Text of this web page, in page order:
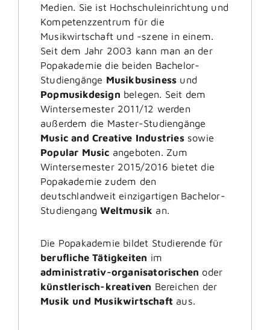
Medien. Sie ist Hochschuleinrichtung und
Kompetenzzentrum für die
Musikwirtschaft und -szene in einem.
Seit dem Jahr 2003 kann man an der
Popakademie die beiden Bachelor-
Studiengänge Musikbusiness und
Popmusikdesign belegen. Seit dem
Wintersemester 2011/12 werden
außerdem die Master-Studiengänge
Music and Creative Industriessowie
Popular Music angeboten. Zum
Wintersemester 2015/2016 bietet die
Popakademie zudem den
deutschlandweit einzigartigen Bachelor-
StudiengangWeltmusik an.
Die Popakademie bildet Studierende für
berufliche Tätigkeiten im
administrativ-organisatorischen oder
künstlerisch-kreativen Bereichen der
Musik und Musikwirtschaft aus.